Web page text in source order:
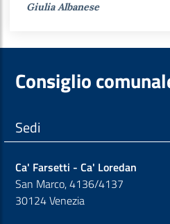
Giulia Albanese
Consiglio
Sedi
Ca' Farsetti - Ca' Loredan
San Marco, 4136/4137
30124 Venezia